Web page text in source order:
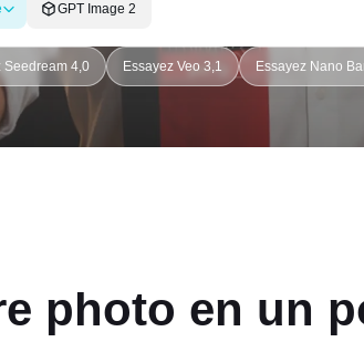
GPT Image 2
Seedream 4,0 Essayez Veo 3,1 Essayez Nano
photo en un